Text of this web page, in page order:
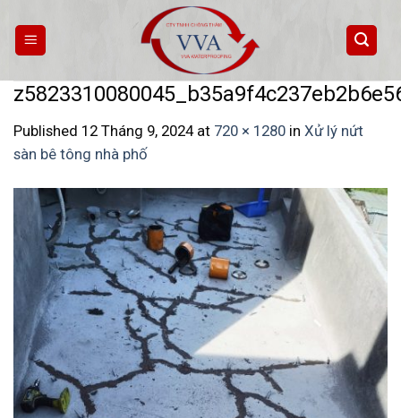
content
Published 12 Tháng 9, 2024at 720 × 1280 in Xử lý nứt
sàn bê tông nhà phố